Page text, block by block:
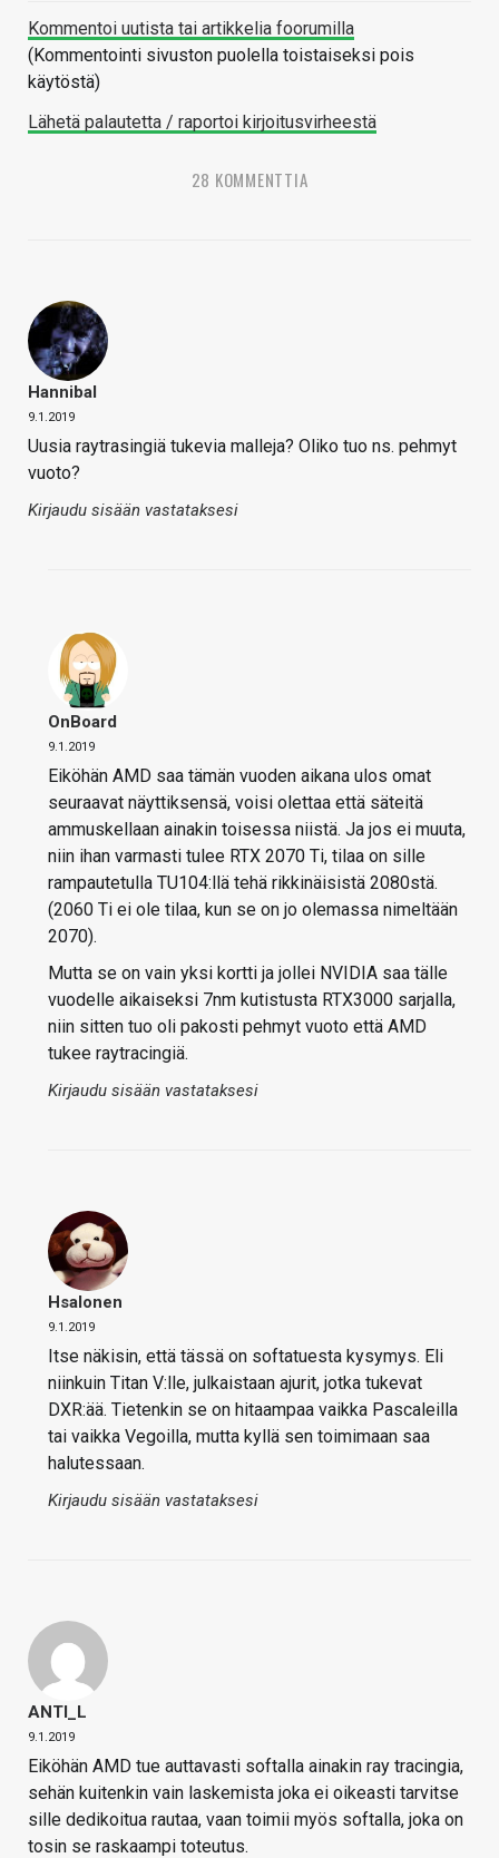
Kommentoi uutista tai artikkelia foorumilla
(Kommentointi sivuston puolella toistaiseksi pois
käytöstä)
Lähetä palautetta / raportoi kirjoitusvirheestä
28 KOMMENTTIA
Hannibal
9.1.2019
Uusia raytrasingiä tukevia malleja? Oliko tuo ns. pehmyt
vuoto?
Kirjaudu sisään vastataksesi
OnBoard
9.1.2019
Eiköhän AMD saa tämän vuoden aikana ulos omat
seuraavat näyttiksensä, voisi olettaa että säteitä
ammuskellaan ainakin toisessa niistä. Ja jos ei muuta,
niin ihan varmasti tulee RTX 2070 Ti, tilaa on sille
rampautetulla TU104:llä tehä rikkinäisistä 2080stä.
(2060 Ti ei ole tilaa, kun se on jo olemassa nimeltään
2070).
Mutta se on vain yksi kortti ja jollei NVIDIA saa tälle
vuodelle aikaiseksi 7nm kutistusta RTX3000 sarjalla,
niin sitten tuo oli pakosti pehmyt vuoto että AMD
tukee raytracingiä.
Kirjaudu sisään vastataksesi
Hsalonen
9.1.2019
Itse näkisin, että tässä on softatuesta kysymys. Eli
niinkuin Titan V:lle, julkaistaan ajurit, jotka tukevat
DXR:ää. Tietenkin se on hitaampaa vaikka Pascaleilla
tai vaikka Vegoilla, mutta kyllä sen toimimaan saa
halutessaan.
Kirjaudu sisään vastataksesi
ANTI_L
9.1.2019
Eiköhän AMD tue auttavasti softalla ainakin ray tracingia,
sehän kuitenkin vain laskemista joka ei oikeasti tarvitse
sille dedikoitua rautaa, vaan toimii myös softalla, joka on
tosin se raskaampi toteutus.